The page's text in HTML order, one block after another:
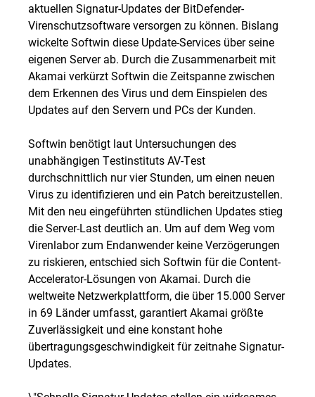
aktuellen Signatur-Updates der BitDefender-
Virenschutzsoftware versorgen zu können. Bislang
wickelte Softwin diese Update-Services über seine
eigenen Server ab. Durch die Zusammenarbeit mit
Akamai verkürzt Softwin die Zeitspanne zwischen
dem Erkennen des Virus und dem Einspielen des
Updates auf den Servern und PCs der Kunden.
Softwin benötigt laut Untersuchungen des
unabhängigen Testinstituts AV-Test
durchschnittlich nur vier Stunden, um einen neuen
Virus zu identifizieren und ein Patch bereitzustellen.
Mit den neu eingeführten stündlichen Updates stieg
die Server-Last deutlich an. Um auf dem Weg vom
Virenlabor zum Endanwender keine Verzögerungen
zu riskieren, entschied sich Softwin für die Content-
Accelerator-Lösungen von Akamai. Durch die
weltweite Netzwerkplattform, die über 15.000 Server
in 69 Länder umfasst, garantiert Akamai größte
Zuverlässigkeit und eine konstant hohe
übertragungsgeschwindigkeit für zeitnahe Signatur-
Updates.